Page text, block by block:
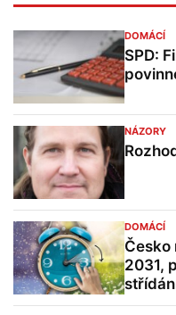
DOMÁCÍ
SPD:
NÁZORY
DOMÁCÍ
Česko
2031,